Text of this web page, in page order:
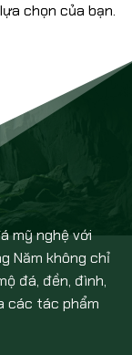
chọn của bạn.
mỹ nghệ với
Năm không chỉ
đá, đền, đình,
các tác phẩm